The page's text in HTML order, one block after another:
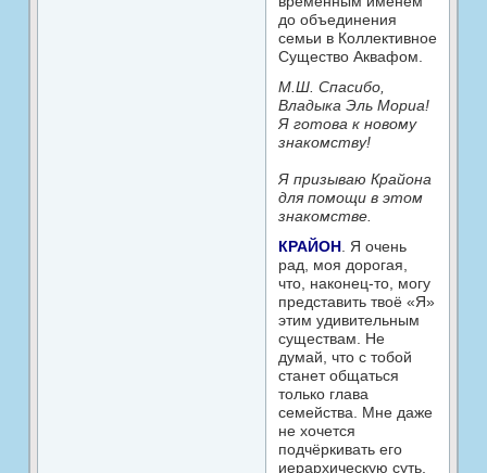
до объединения
семьи в Коллективное
Существо Аквафом.
М.Ш. Спасибо,
Владыка Эль Мориа!
Я готова к новому
знакомству!
Я призываю Крайона
для помощи в этом
знакомстве.
КРАЙОН. Я очень
рад, моя дорогая,
что, наконец-то, могу
представить твоё «Я»
этим удивительным
существам. Не
думай, что с тобой
станет общаться
только глава
семейства. Мне даже
не хочется
подчёркивать его
иерархическую суть,